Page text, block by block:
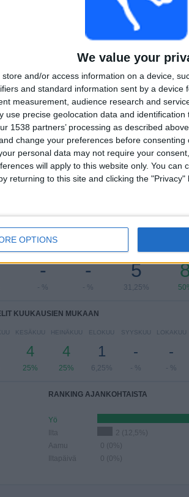
We value your
store and/or access information on a device,
and standard information sent by a device
measurement, audience research and
use precise geolocation data and
1538 partners’ processing as described
change your preferences before consenting
personal data may not require your
will apply to this website only. You
returning to this site and clicking the
OPTIONS
PELIÄ
MAKSUPELIT
MAKSIMI
2
VS
Legacy
1
KILPAILUT
RANKING KILPAILUJEN MUKAAN
MLS Next Pro
Näytä täydellinen ranking
TORSTAI
-
- %
PERJANTAI
-
- %
LAUANTAI
5
31,25%
KUUKAUSIEN MUKAAN
KESÄKUU
4
25%
HEINÄKUU
4
25%
ELOKUU
1
6,25%
SYYSKUU
-
- %
LOKAKUU
-
- %
RANKING AJANKOHTAISTA
Yö
Ilta
2 (12,5%)
Aamu
0 (0%)
Iltapäivä
0 (0%)